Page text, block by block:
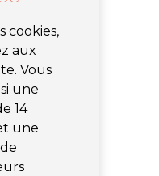
cookies,
aux
Vous
une
14
une